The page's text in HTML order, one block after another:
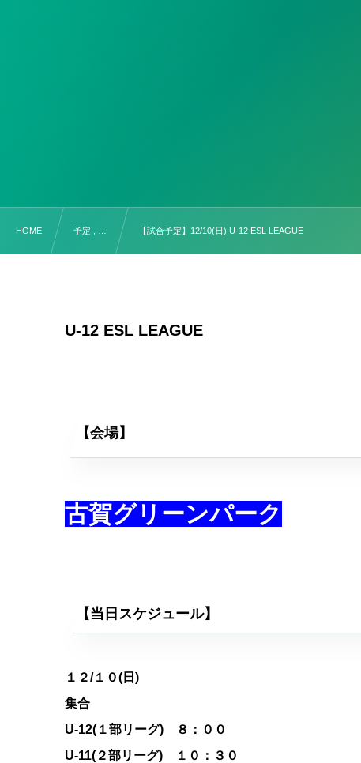
HOME 予定 , … 【試合予定】12/10(日) U-12 ESL LEAGUE
U-12 ESL LEAGUE
【会場】
古賀グリーンパーク
【当日スケジュール】
１２/１０(日)
集合
U-12(１部リーグ) ８：００
U-11(２部リーグ) １０：３０